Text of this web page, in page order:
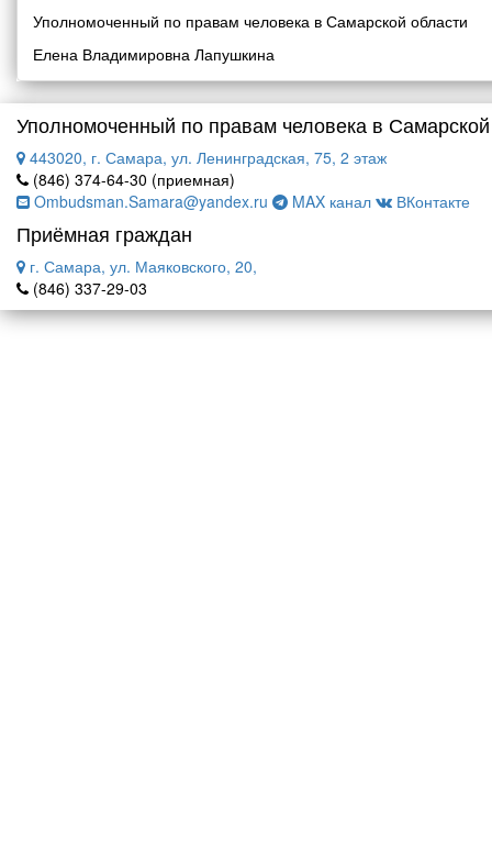
Уполномоченный по правам человека в Самарской области
Елена Владимировна Лапушкина
Уполномоченный по правам человека в
443020, г. Самара, ул. Ленинградская, 75, 2 этаж
(846) 374-64-30 (приемная)
Ombudsman.Samara@yandex.ru
MAX канал ВКонтакте
Приёмная граждан
г. Самара, ул. Маяковского, 20,
(846) 337-29-03